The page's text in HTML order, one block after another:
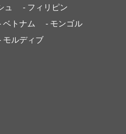
ュ
- フィリピン
ベトナム
- モンゴル
モルディブ